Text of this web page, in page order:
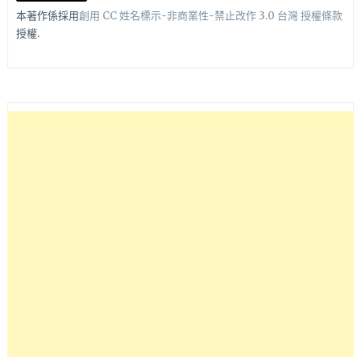
本著作係採用創用 CC 姓名標示-非商業性-禁止改作 3.0 台灣 授權條款
授權.